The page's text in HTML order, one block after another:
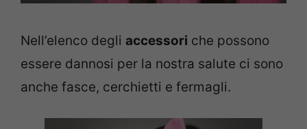
Nell’elenco degli accessori che possono
essere dannosi per la nostra salute ci sono
anche fasce, cerchietti e fermagli.